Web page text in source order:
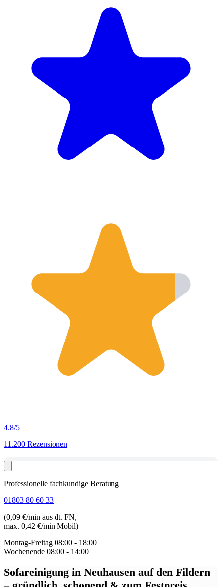
4.8/5
11.200 Rezensionen
Professionelle fachkundige Beratung
01803 80 60 33
(0,09 €/min aus dt. FN,
max. 0,42 €/min Mobil)
Montag-Freitag 08:00 - 18:00
Wochenende 08:00 - 14:00
Sofareinigung in Neuhausen auf den Fildern